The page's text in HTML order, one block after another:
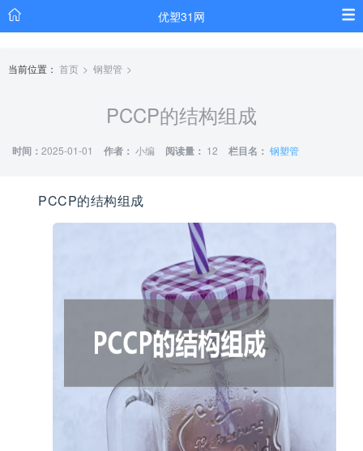
优塑31网
当前位置： 首页 钢塑管
PCCP的结构组成
时间： 2025-01-01 作者： 小编 阅读量： 12 栏目名： 钢塑管
PCCP的结构组成